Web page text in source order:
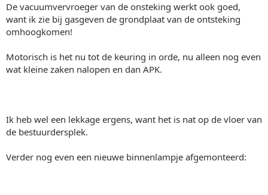
De vacuumvervroeger van de onsteking werkt ook goed,
want ik zie bij gasgeven de grondplaat van de ontsteking
omhoogkomen!
Motorisch is het nu tot de keuring in orde, nu alleen nog even
wat kleine zaken nalopen en dan APK.
Ik heb wel een lekkage ergens, want het is nat op de vloer van
de bestuurdersplek.
Verder nog even een nieuwe binnenlampje afgemonteerd: